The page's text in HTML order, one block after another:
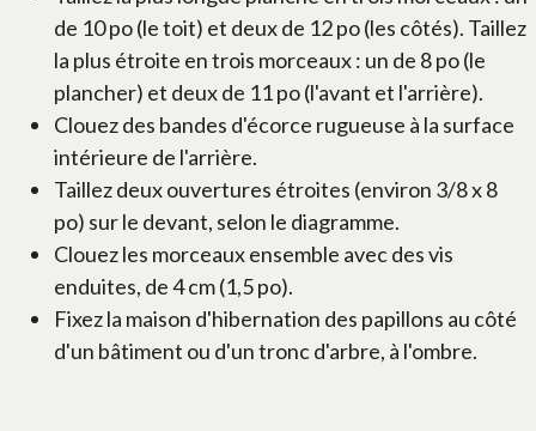
de 10 po (le toit) et deux de 12 po (les côtés). Taillez
la plus étroite en trois morceaux : un de 8 po (le
plancher) et deux de 11 po (l'avant et l'arrière).
Clouez des bandes d'écorce rugueuse à la surface
intérieure de l'arrière.
Taillez deux ouvertures étroites (environ 3/8 x 8
po) sur le devant, selon le diagramme.
Clouez les morceaux ensemble avec des vis
enduites, de 4 cm (1,5 po).
Fixez la maison d'hibernation des papillons au côté
d'un bâtiment ou d'un tronc d'arbre, à l'ombre.